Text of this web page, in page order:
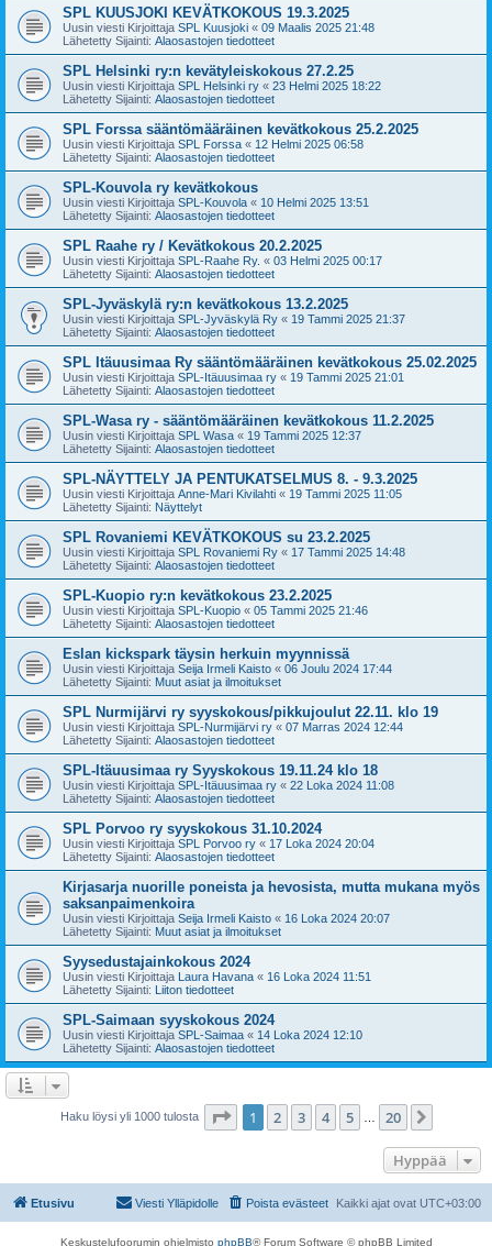
SPL KUUSJOKI KEVÄTKOKOUS 19.3.2025
Uusin viesti Kirjoittaja SPL Kuusjoki « 09 Maalis 2025 21:48
Lähetetty Sijainti: Alaosastojen tiedotteet
SPL Helsinki ry:n kevätyleiskokous 27.2.25
Uusin viesti Kirjoittaja SPL Helsinki ry « 23 Helmi 2025 18:22
Lähetetty Sijainti: Alaosastojen tiedotteet
SPL Forssa sääntömääräinen kevätkokous 25.2.2025
Uusin viesti Kirjoittaja SPL Forssa « 12 Helmi 2025 06:58
Lähetetty Sijainti: Alaosastojen tiedotteet
SPL-Kouvola ry kevätkokous
Uusin viesti Kirjoittaja SPL-Kouvola « 10 Helmi 2025 13:51
Lähetetty Sijainti: Alaosastojen tiedotteet
SPL Raahe ry / Kevätkokous 20.2.2025
Uusin viesti Kirjoittaja SPL-Raahe Ry. « 03 Helmi 2025 00:17
Lähetetty Sijainti: Alaosastojen tiedotteet
SPL-Jyväskylä ry:n kevätkokous 13.2.2025
Uusin viesti Kirjoittaja SPL-Jyväskylä Ry « 19 Tammi 2025 21:37
Lähetetty Sijainti: Alaosastojen tiedotteet
SPL Itäuusimaa Ry sääntömääräinen kevätkokous 25.02.2025
Uusin viesti Kirjoittaja SPL-Itäuusimaa ry « 19 Tammi 2025 21:01
Lähetetty Sijainti: Alaosastojen tiedotteet
SPL-Wasa ry - sääntömääräinen kevätkokous 11.2.2025
Uusin viesti Kirjoittaja SPL Wasa « 19 Tammi 2025 12:37
Lähetetty Sijainti: Alaosastojen tiedotteet
SPL-NÄYTTELY JA PENTUKATSELMUS 8. - 9.3.2025
Uusin viesti Kirjoittaja Anne-Mari Kivilahti « 19 Tammi 2025 11:05
Lähetetty Sijainti: Näyttelyt
SPL Rovaniemi KEVÄTKOKOUS su 23.2.2025
Uusin viesti Kirjoittaja SPL Rovaniemi Ry « 17 Tammi 2025 14:48
Lähetetty Sijainti: Alaosastojen tiedotteet
SPL-Kuopio ry:n kevätkokous 23.2.2025
Uusin viesti Kirjoittaja SPL-Kuopio « 05 Tammi 2025 21:46
Lähetetty Sijainti: Alaosastojen tiedotteet
Eslan kickspark täysin herkuin myynnissä
Uusin viesti Kirjoittaja Seija Irmeli Kaisto « 06 Joulu 2024 17:44
Lähetetty Sijainti: Muut asiat ja ilmoitukset
SPL Nurmijärvi ry syyskokous/pikkujoulut 22.11. klo 19
Uusin viesti Kirjoittaja SPL-Nurmijärvi ry « 07 Marras 2024 12:44
Lähetetty Sijainti: Alaosastojen tiedotteet
SPL-Itäuusimaa ry Syyskokous 19.11.24 klo 18
Uusin viesti Kirjoittaja SPL-Itäuusimaa ry « 22 Loka 2024 11:08
Lähetetty Sijainti: Alaosastojen tiedotteet
SPL Porvoo ry syyskokous 31.10.2024
Uusin viesti Kirjoittaja SPL Porvoo ry « 17 Loka 2024 20:04
Lähetetty Sijainti: Alaosastojen tiedotteet
Kirjasarja nuorille poneista ja hevosista, mutta mukana myös
saksanpaimenkoira
Uusin viesti Kirjoittaja Seija Irmeli Kaisto « 16 Loka 2024 20:07
Lähetetty Sijainti: Muut asiat ja ilmoitukset
Syysedustajainkokous 2024
Uusin viesti Kirjoittaja Laura Havana « 16 Loka 2024 11:51
Lähetetty Sijainti: Liiton tiedotteet
SPL-Saimaan syyskokous 2024
Uusin viesti Kirjoittaja SPL-Saimaa « 14 Loka 2024 12:10
Lähetetty Sijainti: Alaosastojen tiedotteet
Haku löysi yli 1000 tulosta Sivu /20
1 2 3 4 5 20
Hyppää
Etusivu Kaikki ajat ovat UTC+03:00
Poista evästeet
Viesti Ylläpidolle
Keskustelufoorumin ohjelmisto phpBB® Forum Software © phpBB Limited